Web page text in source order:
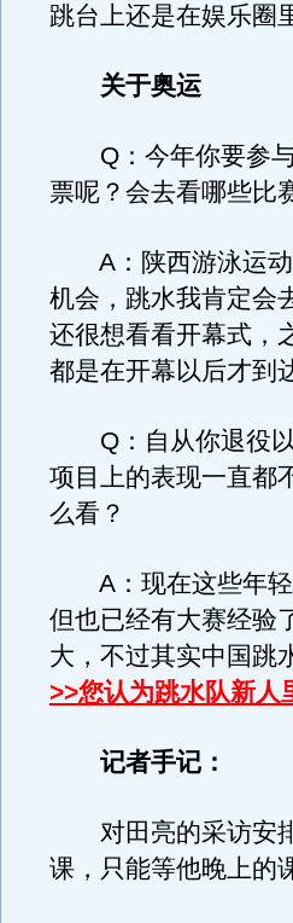
跳台上还是在娱乐圈
关于奥运
Q：今年你要参与
票呢？会去看哪些比
A：陕西游泳运动
机会，跳水我肯定会
还很想看看开幕式，
都是在开幕以后才到
Q：自从你退役以
项目上的表现一直都
么看？
A：现在这些年轻
但也已经有大赛经验
大，不过其实中国跳
>>您认为跳水队新人
记者手记：
对田亮的采访安排
课，只能等他晚上的